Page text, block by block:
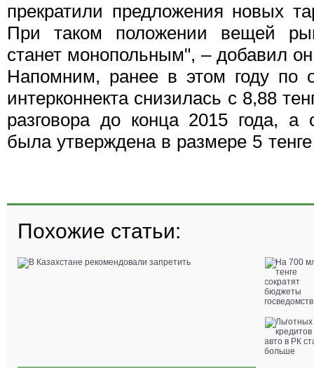
прекратили предложения новых
При таком положении вещей
станет монопольным", – добавил
Напомним, ранее в этом году по
интерконнекта снизилась с 8,88
разговора до конца 2015 года, а
была утверждена в размере 5
Похожие статьи: